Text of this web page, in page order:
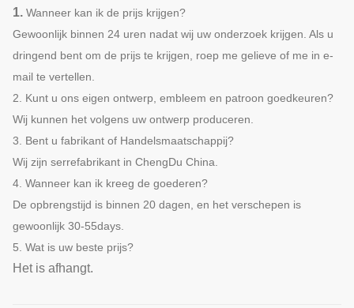
1. Wanneer kan ik de prijs krijgen?
Gewoonlijk binnen 24 uren nadat wij uw onderzoek krijgen. Als u
dringend bent om de prijs te krijgen, roep me gelieve of me in e-
mail te vertellen.
2. Kunt u ons eigen ontwerp, embleem en patroon goedkeuren?
Wij kunnen het volgens uw ontwerp produceren.
3. Bent u fabrikant of Handelsmaatschappij?
Wij zijn serrefabrikant in ChengDu China.
4. Wanneer kan ik kreeg de goederen?
De opbrengstijd is binnen 20 dagen, en het verschepen is
gewoonlijk 30-55days.
5. Wat is uw beste prijs?
Het is afhangt.